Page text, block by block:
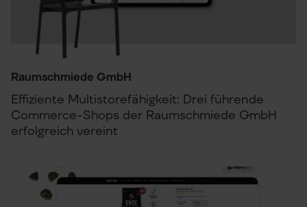
Raumschmiede GmbH
Effiziente Multistorefähigkeit: Drei führende
Commerce-Shops der Raumschmiede GmbH
erfolgreich vereint